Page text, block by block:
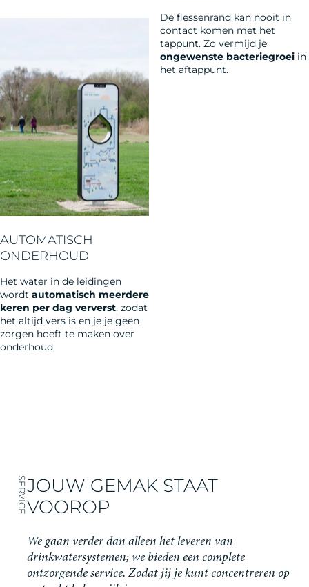
De flessenrand kan nooit in
contact komen met het
tappunt. Zo vermijd je
ongewenste bacteriegroei in
het aftappunt.
AUTOMATISCH
ONDERHOUD
Het water in de leidingen
wordt automatisch meerdere
keren per dag ververst, zodat
het altijd vers is en je je geen
zorgen hoeft te maken over
onderhoud.
SERVICEJOUW GEMAK STAAT
VOOROP
We gaan verder dan alleen het leveren van
drinkwatersystemen; we bieden een complete
ontzorgende service. Zodat jij je kunt concentreren op